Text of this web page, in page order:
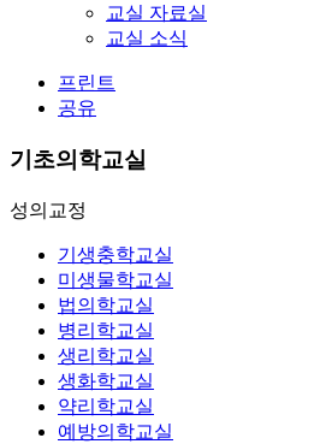
교실 자료실
교실 소식
프린트
공유
기초의학교실
성의교정
기생충학교실
미생물학교실
법의학교실
병리학교실
생리학교실
생화학교실
약리학교실
예방의학교실